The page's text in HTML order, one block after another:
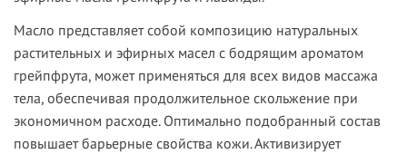
Масло представляет собой композицию натуральных
растительных и эфирных масел с бодрящим ароматом
грейпфрута, может применяться для всех видов массажа
тела, обеспечивая продолжительное скольжение при
экономичном расходе. Оптимально подобранный состав
повышает барьерные свойства кожи. Активизирует